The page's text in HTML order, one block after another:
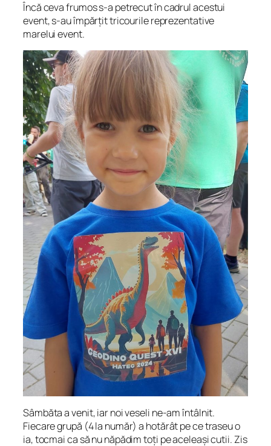
Încă ceva frumos s-a petrecut în cadrul acestui
event, s-au împărțit tricourile reprezentative
marelui event.
Sâmbăta a venit, iar noi veseli ne-am întâlnit.
Fiecare grupă (4 la număr) a hotărât pe ce traseu o
ia, tocmai ca să nu năpădim toți pe aceleași cutii. Zis